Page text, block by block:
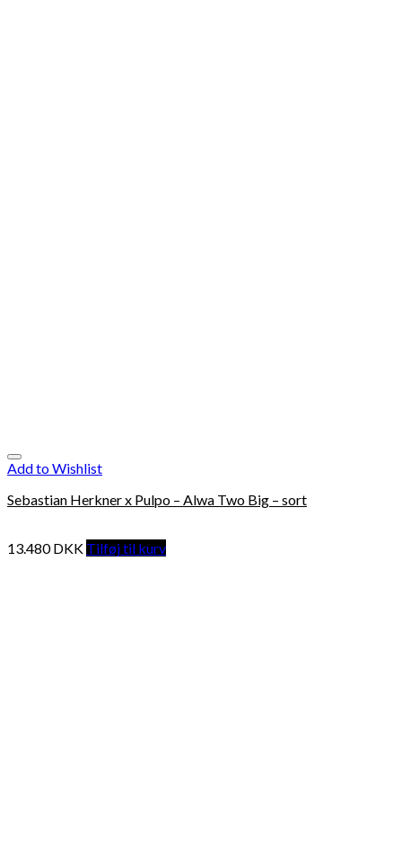
Add to Wishlist
Sebastian Herkner x Pulpo – Alwa Two Big – sort
13.480DKK Tilføj til kurv